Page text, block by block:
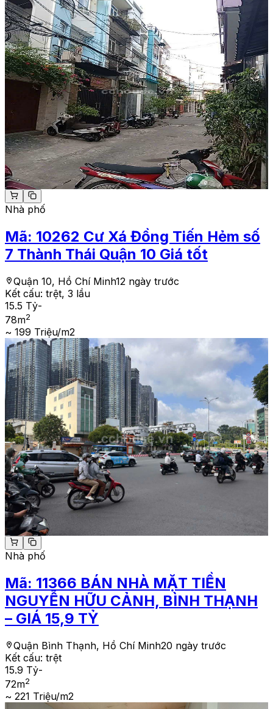
Nhà phố
Mã: 10262 Cư Xá Đồng Tiến Hẻm số
7 Thành Thái Quận 10 Giá tốt
Quận 10, Hồ Chí Minh12 ngày trước
Kết cấu: trệt, 3 lầu
15.5 Tỷ-
78m2
~ 199 Triệu/m2
Nhà phố
Mã: 11366 BÁN NHÀ MẶT TIỀN
NGUYỄN HỮU CẢNH, BÌNH THẠNH
– GIÁ 15,9 TỶ
Quận Bình Thạnh, Hồ Chí Minh20 ngày trước
Kết cấu: trệt
15.9 Tỷ-
72m2
~ 221 Triệu/m2